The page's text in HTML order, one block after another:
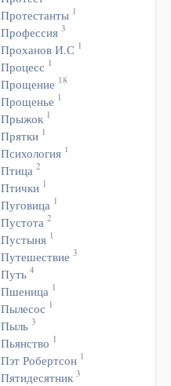
Протестанты 1
Профессия 3
Проханов И.С 1
Процесс 1
Прощение 18
Прощенье 1
Прыжок 1
Прятки 1
Психология 1
Птица 2
Птички 1
Пуговица 1
Пустота 2
Пустыня 1
Путешествие 3
Путь 4
Пшеница 1
Пылесос 1
Пыль 3
Пьянство 1
Пэт Робертсон 1
Пятидесятник 3